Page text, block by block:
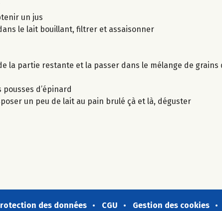
un jus
le lait bouillant, filtrer et assaisonner
la partie restante et la passer dans le mélange de grains
d’épinard
un peu de lait au pain brulé çà et là, déguster
des données CGU Gestion des cookies